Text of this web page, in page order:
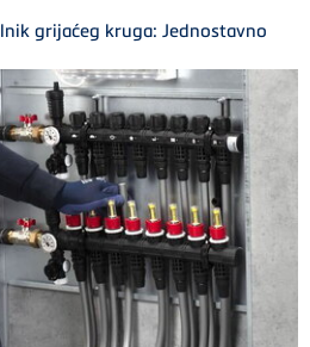
grijaćeg kruga: Jednostavno